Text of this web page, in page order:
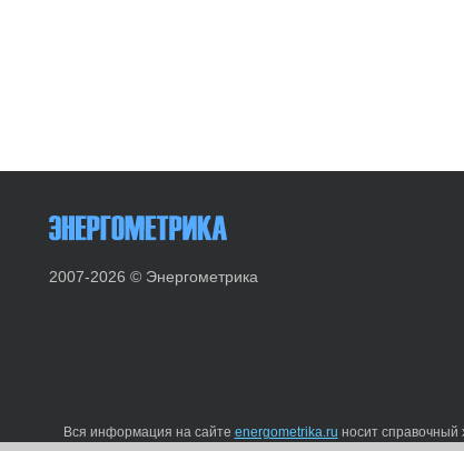
2007-2026 © Энергометрика
Вся информация на сайте energometrika.ru носит справочный